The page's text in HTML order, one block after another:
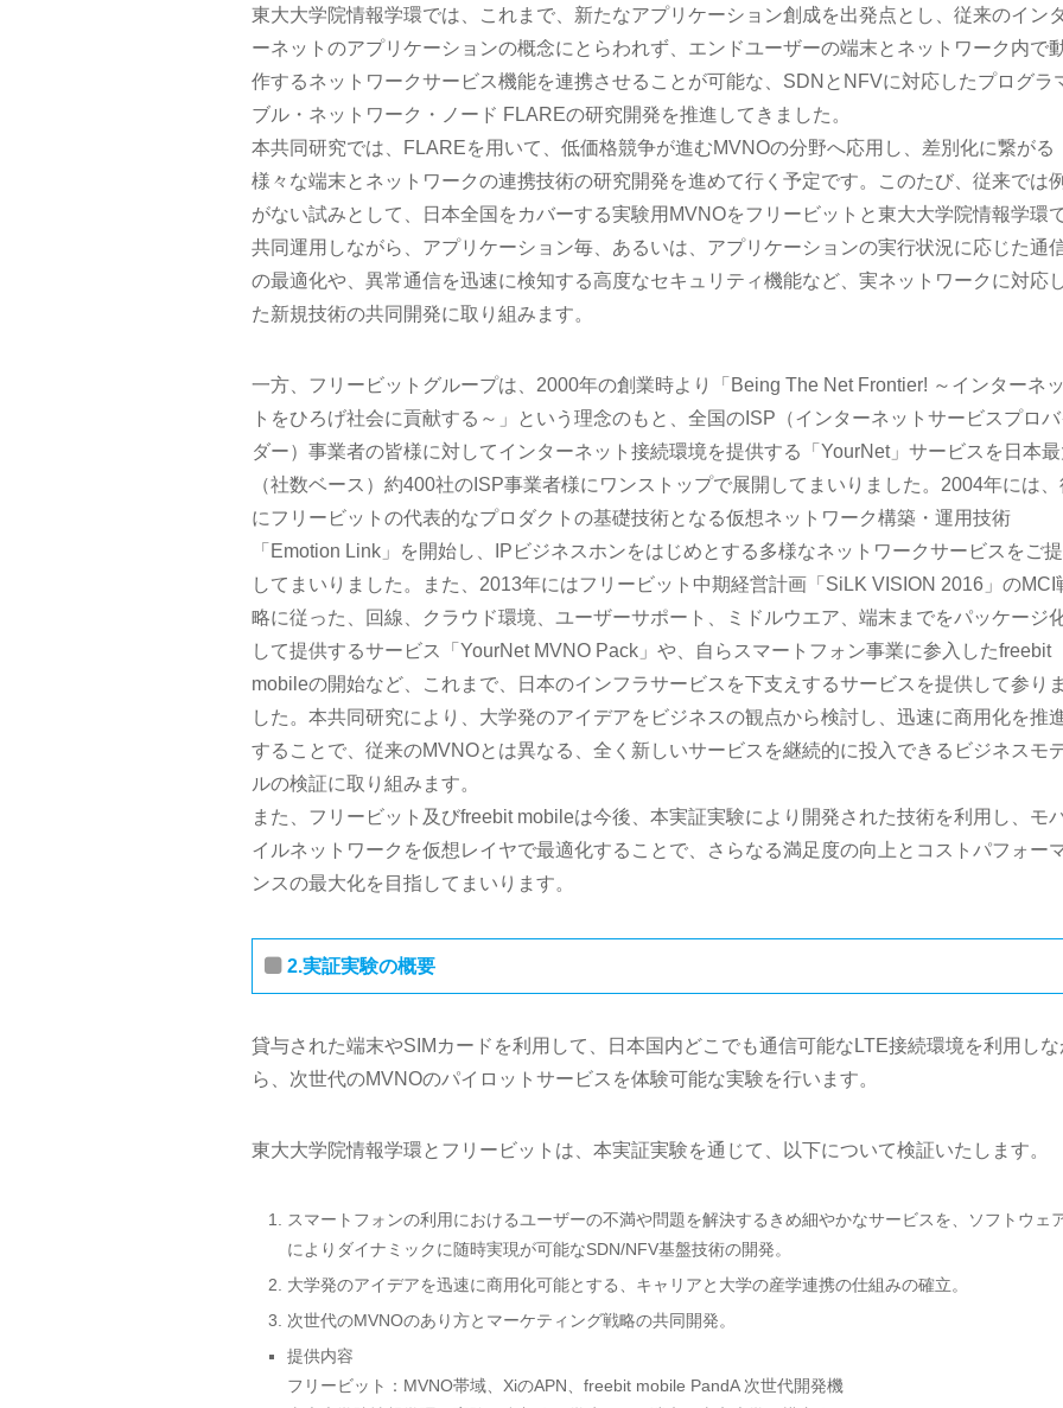
東大大学院情報学環では、これまで、新たなアプリケーション創成を出発点とし、従来のインタ
ーネットのアプリケーションの概念にとらわれず、エンドユーザーの端末とネットワーク内で
作するネットワークサービス機能を連携させることが可能な、SDNとNFVに対応したプログラ
ブル・ネットワーク・ノード FLAREの研究開発を推進してきました。
本共同研究では、FLAREを用いて、低価格競争が進むMVNOの分野へ応用し、差別化に繋がる
様々な端末とネットワークの連携技術の研究開発を進めて行く予定です。このたび、従来では例
がない試みとして、日本全国をカバーする実験用MVNOをフリービットと東大大学院情報学環
共同運用しながら、アプリケーション毎、あるいは、アプリケーションの実行状況に応じた通
の最適化や、異常通信を迅速に検知する高度なセキュリティ機能など、実ネットワークに対応
た新規技術の共同開発に取り組みます。
一方、フリービットグループは、2000年の創業時より「Being The Net Frontier! ～インターネッ
トをひろげ社会に貢献する～」という理念のもと、全国のISP（インターネットサービスプロバ
ダー）事業者の皆様に対してインターネット接続環境を提供する「YourNet」サービスを日本最
（社数ベース）約400社のISP事業者様にワンストップで展開してまいりました。2004年には、
にフリービットの代表的なプロダクトの基礎技術となる仮想ネットワーク構築・運用技術
「Emotion Link」を開始し、IPビジネスホンをはじめとする多様なネットワークサービスをご
してまいりました。また、2013年にはフリービット中期経営計画「SiLK VISION 2016」のMCI
略に従った、回線、クラウド環境、ユーザーサポート、ミドルウエア、端末までをパッケージ
して提供するサービス「YourNet MVNO Pack」や、自らスマートフォン事業に参入したfreebit
mobileの開始など、これまで、日本のインフラサービスを下支えするサービスを提供して参りま
した。本共同研究により、大学発のアイデアをビジネスの観点から検討し、迅速に商用化を推
することで、従来のMVNOとは異なる、全く新しいサービスを継続的に投入できるビジネスモ
ルの検証に取り組みます。
また、フリービット及びfreebit mobileは今後、本実証実験により開発された技術を利用し、モ
イルネットワークを仮想レイヤで最適化することで、さらなる満足度の向上とコストパフォー
ンスの最大化を目指してまいります。
2.実証実験の概要
貸与された端末やSIMカードを利用して、日本国内どこでも通信可能なLTE接続環境を利用しな
ら、次世代のMVNOのパイロットサービスを体験可能な実験を行います。
東大大学院情報学環とフリービットは、本実証実験を通じて、以下について検証いたします。
スマートフォンの利用におけるユーザーの不満や問題を解決するきめ細やかなサービスを、ソフトウェ
によりダイナミックに随時実現が可能なSDN/NFV基盤技術の開発。
大学発のアイデアを迅速に商用化可能とする、キャリアと大学の産学連携の仕組みの確立。
次世代のMVNOのあり方とマーケティング戦略の共同開発。
提供内容
フリービット：MVNO帯域、XiのAPN、freebit mobile PandA 次世代開発機